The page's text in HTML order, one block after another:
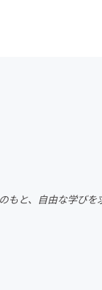
クト
フ
もと、自由な学び